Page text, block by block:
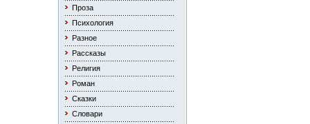
Проза
Психология
Разное
Рассказы
Религия
Роман
Сказки
Словари